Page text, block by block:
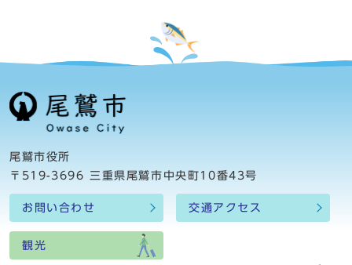
尾鷲市役所
〒519-3696 三重県尾鷲市中央町10番43号
お問い合わせ 交通アクセス
観光